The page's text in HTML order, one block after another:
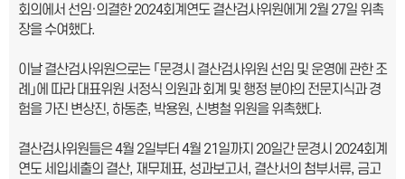
회의에서 선임·의결한 2024회계연도 결산검사위원에게 2월 27일 위촉
장을 수여했다.
이날 결산검사위원으로는 「문경시 결산검사위원 선임 및 운영에 관한 조
례」에 따라 대표위원 서정식 의원과 회계 및 행정 분야의 전문지식과 경
험을 가진 변상진, 하동춘, 박용원, 신병철 위원을 위촉했다.
결산검사위원들은 4월 2일부터 4월 21일까지 20일간 문경시 2024회계
연도 세입세출의 결산, 재무제표, 성과보고서, 결산서의 첨부서류, 금고